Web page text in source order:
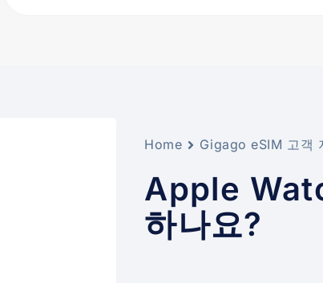
Home Gigago eSIM 고객
Apple
하나요?